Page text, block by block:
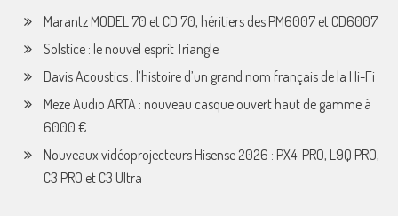
Marantz MODEL 70 et CD 70, héritiers des PM6007 et CD6007
Solstice : le nouvel esprit Triangle
Davis Acoustics : l’histoire d’un grand nom français de la Hi-Fi
Meze Audio ARTA : nouveau casque ouvert haut de gamme à
6000 €
Nouveaux vidéoprojecteurs Hisense 2026 : PX4-PRO, L9Q PRO,
C3 PRO et C3 Ultra